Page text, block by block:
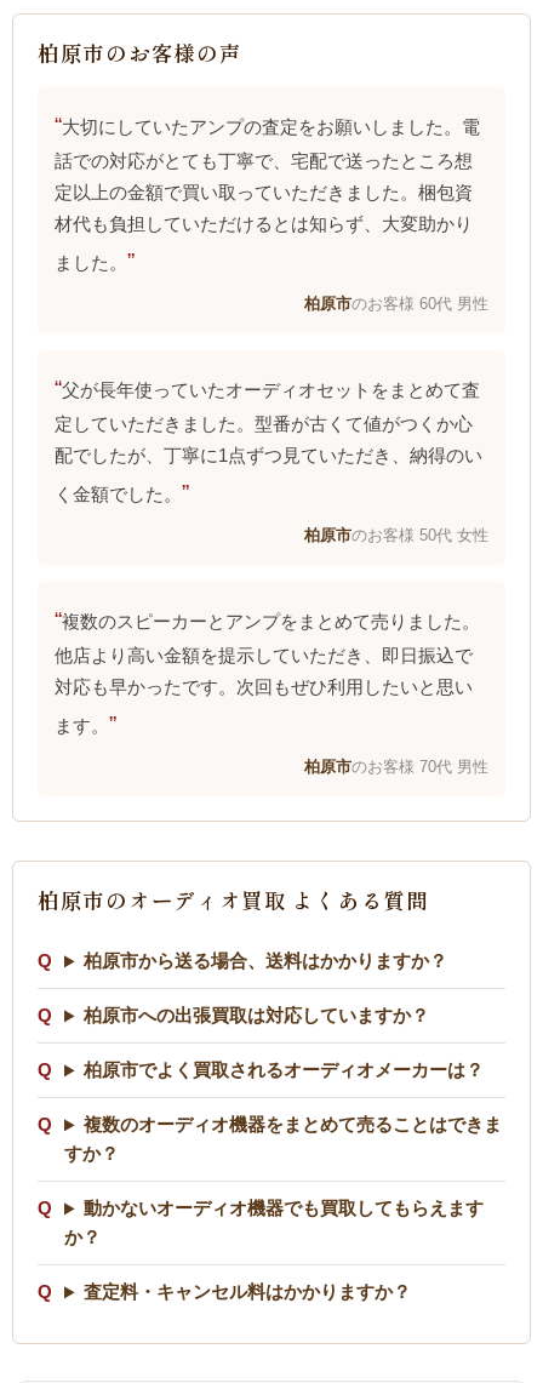
柏原市のお客様の声
大切にしていたアンプの査定をお願いしました。電
話での対応がとても丁寧で、宅配で送ったところ想
定以上の金額で買い取っていただきました。梱包資
材代も負担していただけるとは知らず、大変助かり
ました。
柏原市のお客様 60代 男性
父が長年使っていたオーディオセットをまとめて査
定していただきました。型番が古くて値がつくか心
配でしたが、丁寧に1点ずつ見ていただき、納得のい
く金額でした。
柏原市のお客様 50代 女性
複数のスピーカーとアンプをまとめて売りました。
他店より高い金額を提示していただき、即日振込で
対応も早かったです。次回もぜひ利用したいと思い
ます。
柏原市のお客様 70代 男性
柏原市のオーディオ買取 よくある質問
柏原市から送る場合、送料はかかりますか？
柏原市への出張買取は対応していますか？
柏原市でよく買取されるオーディオメーカーは？
複数のオーディオ機器をまとめて売ることはできま
すか？
動かないオーディオ機器でも買取してもらえます
か？
査定料・キャンセル料はかかりますか？